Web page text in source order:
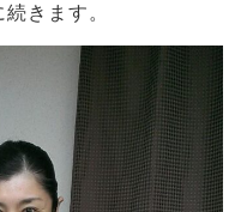
きます。